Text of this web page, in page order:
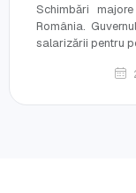
Schimbări
România.
salarizării pentru